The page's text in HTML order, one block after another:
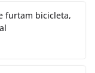
furtam bicicleta,